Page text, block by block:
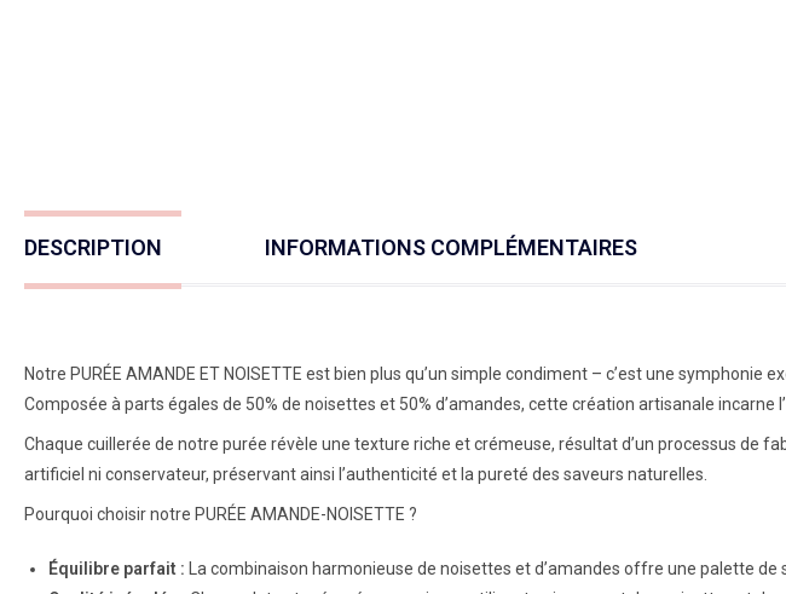
DESCRIPTION INFORMATIONS COMPLÉMENTAIRES
Notre PURÉE AMANDE ET NOISETTE est bien plus qu’un simple condiment – c’est une
Composée à parts égales de 50% de noisettes et 50% d’amandes, cette création artisanale incarne
Chaque cuillerée de notre purée révèle une texture riche et crémeuse, résultat d’un processus de
artificiel ni conservateur, préservant ainsi l’authenticité et la pureté des saveurs naturelles.
Pourquoi choisir notre PURÉE AMANDE-NOISETTE ?
Équilibre parfait : La combinaison harmonieuse de noisettes et d’amandes offre une palette